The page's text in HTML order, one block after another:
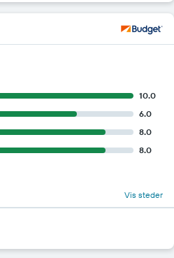
10.0
6.0
8.0
8.0
Vis steder